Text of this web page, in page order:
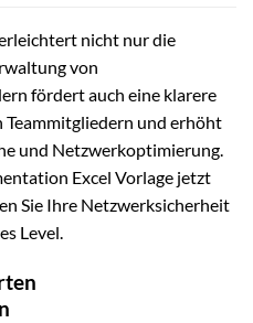
nicht nur die
von
fördert auch eine klarere
und erhöht
und Netzwerkoptimierung.
Excel Vorlage jetzt
Sie Ihre Netzwerksicherheit
Level.